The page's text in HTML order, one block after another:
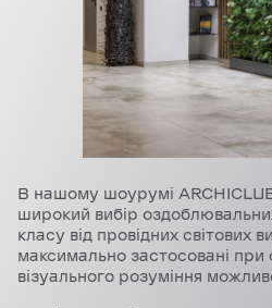
В нашому шоурумі
широкий вибір
класу від провідних світових
максимально застосовані
візуального розуміння